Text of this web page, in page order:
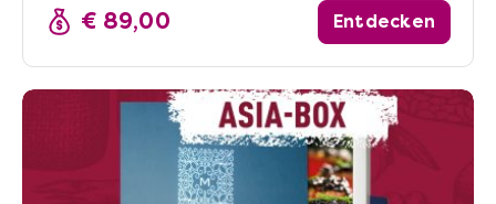
€ 89,00 Entdecken